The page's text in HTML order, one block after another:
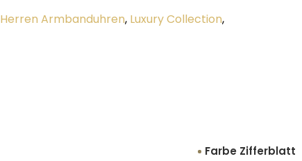
Herren Armbanduhren, Luxury Collection,
Farbe Zifferblatt